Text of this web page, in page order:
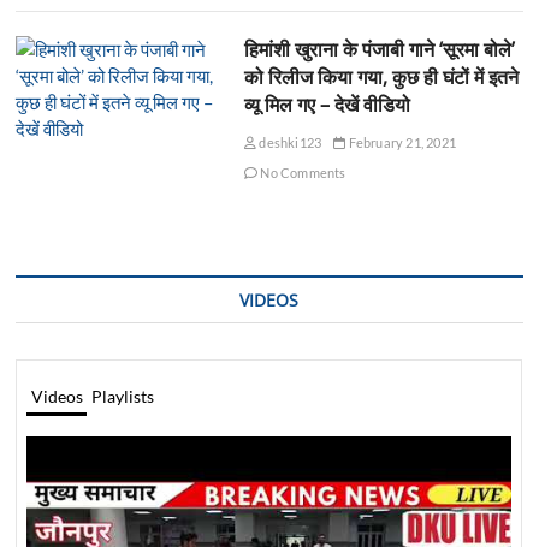
हिमांशी खुराना के पंजाबी गाने ‘सूरमा बोले’
को रिलीज किया गया, कुछ ही घंटों में इतने
व्यू मिल गए – देखें वीडियो
deshki123
February 21, 2021
No Comments
VIDEOS
Videos Playlists